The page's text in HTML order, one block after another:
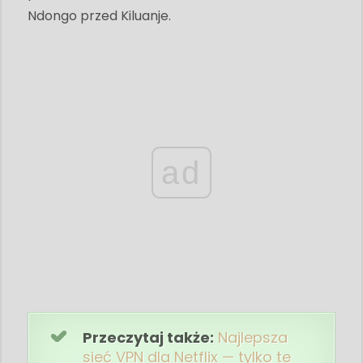
Ndongo przed Kiluanje.
ad
Przeczytaj także: Najlepsza
sieć VPN dla Netflix — tylko te